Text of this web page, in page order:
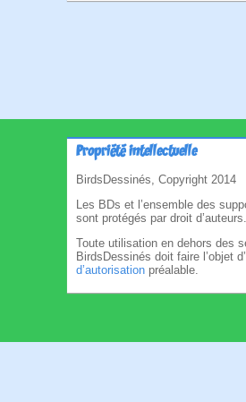
Propriété intellectuelle
BirdsDessinés, Copyright 2014
Les BDs et l’ensemble des
sont protégés par droit d’auteurs.
Toute utilisation en dehors des
BirdsDessinés doit faire l’objet
d’autorisation préalable.